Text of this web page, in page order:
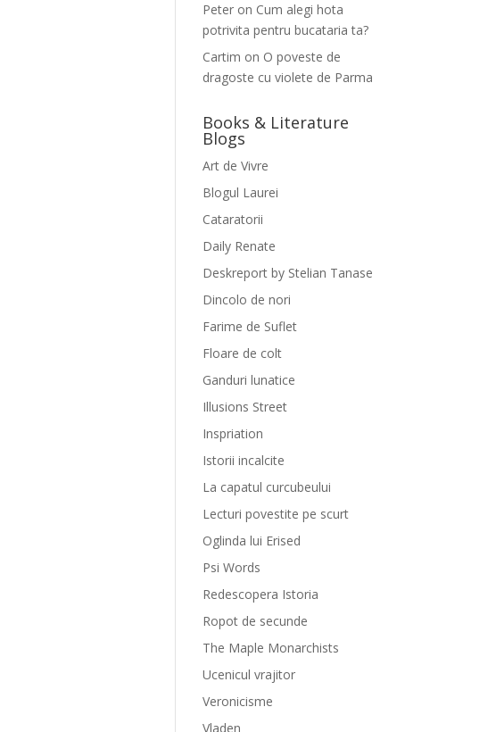
Peter on Cum alegi hota
potrivita pentru bucataria ta?
Cartim on O poveste de
dragoste cu violete de Parma
Books & Literature
Blogs
Art de Vivre
Blogul Laurei
Cataratorii
Daily Renate
Deskreport by Stelian Tanase
Dincolo de nori
Farime de Suflet
Floare de colt
Ganduri lunatice
Illusions Street
Inspriation
Istorii incalcite
La capatul curcubeului
Lecturi povestite pe scurt
Oglinda lui Erised
Psi Words
Redescopera Istoria
Ropot de secunde
The Maple Monarchists
Ucenicul vrajitor
Veronicisme
Vladen